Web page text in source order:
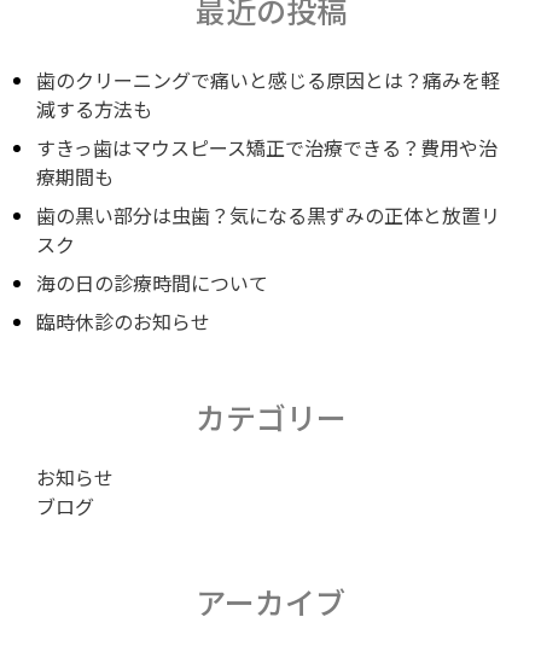
ナ
ビ
シ
ン
最近の投稿
歯のクリーニングで痛いと感じる原因とは？痛みを軽
減する方法も
すきっ歯はマウスピース矯正で治療できる？費用や治
療期間も
歯の黒い部分は虫歯？気になる黒ずみの正体と放置リ
スク
海の日の診療時間について
臨時休診のお知らせ
カテゴリー
お知らせ
ブログ
アーカイブ